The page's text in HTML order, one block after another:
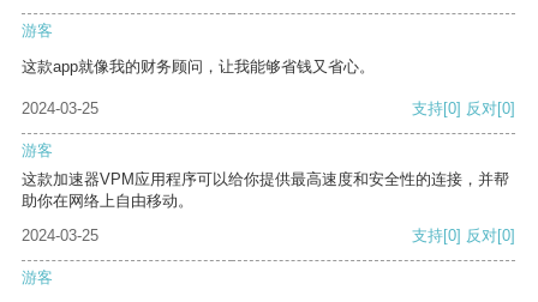
游客
这款app就像我的财务顾问，让我能够省钱又省心。
2024-03-25 支持[0] 反对[0]
游客
这款加速器VPM应用程序可以给你提供最高速度和安全性的连接，并帮
助你在网络上自由移动。
2024-03-25
支持[0] 反对[0]
游客